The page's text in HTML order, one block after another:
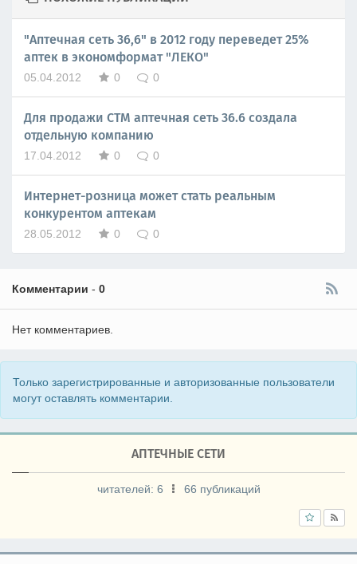
"Аптечная сеть 36,6" в 2012 году переведет 25%
аптек в экономформат "ЛЕКО"
05.04.2012 0 0
Для продажи СТМ аптечная сеть 36.6 создала
отдельную компанию
17.04.2012 0 0
Интернет-розница может стать реальным
конкурентом аптекам
28.05.2012 0 0
Комментарии - 0
Нет комментариев.
Только зарегистрированные и авторизованные пользователи
могут оставлять комментарии.
АПТЕЧНЫЕ СЕТИ
читателей: 6 66 публикаций